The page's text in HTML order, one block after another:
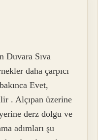
Duvara Sıva
daha çarpıcı
Evet,
. Alçıpan üzerine
derz dolgu ve
adımları şu